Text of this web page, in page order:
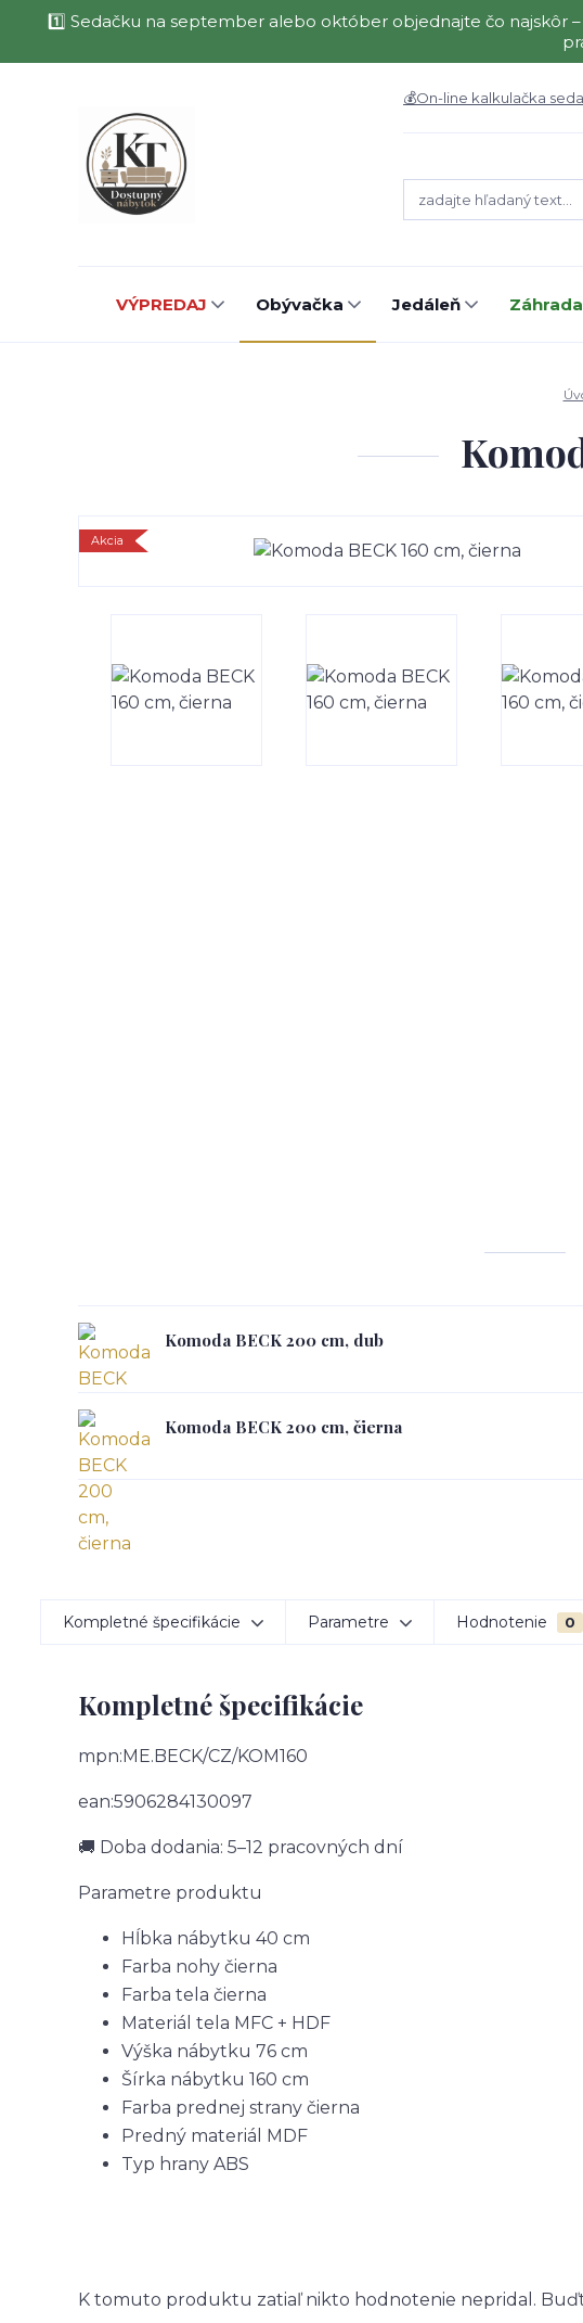
1️⃣ Sedačku na september alebo október objednajte čo najskôr –
💰On-line kalkulačka
VÝPREDAJ Obývačka Jedáleň
Akcia
Komoda BECK 200 cm, dub
Komoda BECK 200 cm, čierna
Kompletné špecifikácie Parametre Hodnotenie 0
Kompletné špecifikácie
mpn:ME.BECK/CZ/KOM160
ean:5906284130097
🚚 Doba dodania: 5–12 pracovných dní
Parametre produktu
Hĺbka nábytku 40 cm
Farba nohy čierna
Farba tela čierna
Materiál tela MFC + HDF
Výška nábytku 76 cm
Šírka nábytku 160 cm
Farba prednej strany čierna
Predný materiál MDF
Typ hrany ABS
K tomuto produktu zatiaľ nikto hodnotenie nepridal.